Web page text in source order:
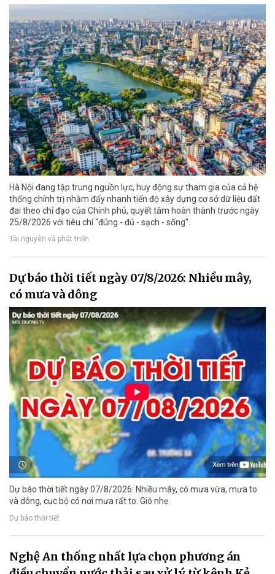
Hà Nội đang tập trung nguồn lực, huy động sự tham gia của cả hệ
thống chính trị nhằm đẩy nhanh tiến độ xây dựng cơ sở dữ liệu đất
đai theo chỉ đạo của Chính phủ, quyết tâm hoàn thành trước ngày
25/8/2026 với tiêu chí "đúng - đủ - sạch - sống".
Tài nguyên và phát triển
Dự báo thời tiết ngày 07/8/2026: Nhiều mây,
có mưa và dông
Dự báo thời tiết ngày 07/8/2026: Nhiều mây, có mưa vừa, mưa to
và dông, cục bộ có nơi mưa rất to. Gió nhẹ.
Dự báo thời tiết
Nghệ An thống nhất lựa chọn phương án